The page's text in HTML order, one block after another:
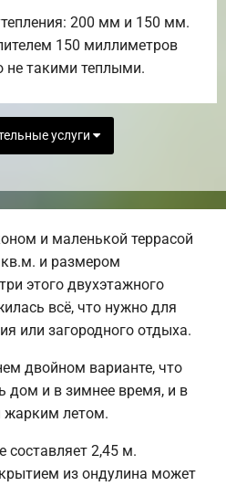
200 мм и 150 мм.
150 миллиметров
не такими теплыми.
услуги
и маленькой террасой
и размером
этого двухэтажного
всё, что нужно для
или загородного отдыха.
двойном варианте, что
дом и в зимнее время, и в
жарким летом.
составляет 2,45 м.
из ондулина может